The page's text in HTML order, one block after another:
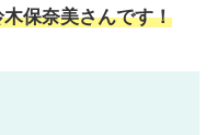
保奈美さんです！